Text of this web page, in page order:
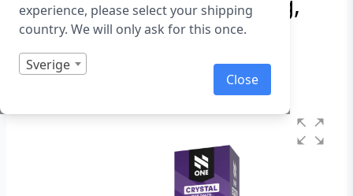
experience, please select your shipping
country. We will only ask for this once.
Sverige
Close
Nikotinsalt)
Art.nr: 41939
I lager